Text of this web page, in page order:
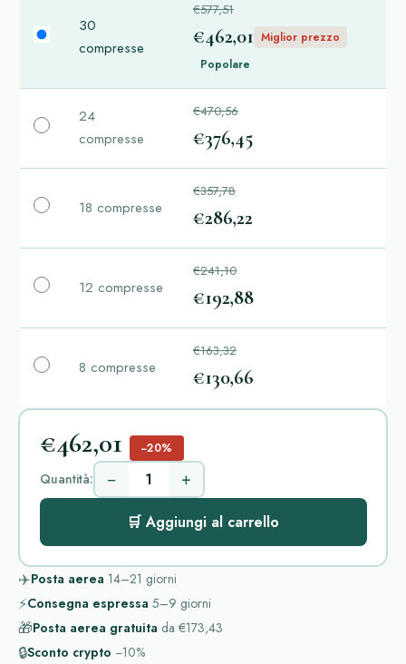
30
compresse
€577,51
€462,01 Miglior prezzo
Popolare
24
compresse
€470,56
€376,45
18 compresse
€357,78
€286,22
12 compresse
€241,10
€192,88
8 compresse
€163,32
€130,66
€462,01 −20%
Quantità: − +
🛒 Aggiungi al carrello
✈️Posta aerea 14–21 giorni
⚡Consegna espressa 5–9 giorni
🎁Posta aerea gratuita da €173,43
🔒Sconto crypto −10%